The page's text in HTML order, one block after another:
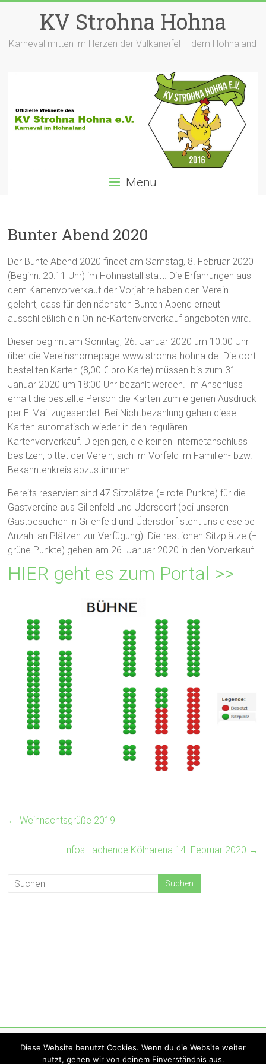
KV Strohna Hohna
Karneval mitten im Herzen der Vulkaneifel – dem Hohnaland
Menü
Bunter Abend 2020
Der Bunte Abend 2020 findet am Samstag, 8. Februar 2020
(Beginn: 20:11 Uhr) im Hohnastall statt. Die Erfahrungen aus
dem Kartenvorverkauf der Vorjahre haben den Verein
gelehrt, dass für den nächsten Bunten Abend erneut
ausschließlich ein Online-Kartenvorverkauf angeboten wird.
Dieser beginnt am Sonntag, 26. Januar 2020 um 10:00 Uhr
über die Vereinshomepage www.strohna-hohna.de. Die dort
bestellten Karten (8,00 € pro Karte) müssen bis zum 31.
Januar 2020 um 18:00 Uhr bezahlt werden. Im Anschluss
erhält die bestellte Person die Karten zum eigenen Ausdruck
per E-Mail zugesendet. Bei Nichtbezahlung gehen diese
Karten automatisch wieder in den regulären
Kartenvorverkauf. Diejenigen, die keinen Internetanschluss
besitzen, bittet der Verein, sich im Vorfeld im Familien- bzw.
Bekanntenkreis abzustimmen.
Bereits reserviert sind 47 Sitzplätze (= rote Punkte) für die
Gastvereine aus Gillenfeld und Üdersdorf (bei unseren
Gastbesuchen in Gillenfeld und Üdersdorf steht uns dieselbe
Anzahl an Plätzen zur Verfügung). Die restlichen Sitzplätze (=
grüne Punkte) gehen am 26. Januar 2020 in den Vorverkauf.
HIER geht es zum Portal >>
← Weihnachtsgrüße 2019
Infos Lachende Kölnarena 14. Februar 2020 →
Theme:Acceleratevon ThemeGrill. Präsentiert vonWordPress.
Diese Website benutzt Cookies. Wenn du die Website weiter
nutzt, gehen wir von deinem Einverständnis aus.